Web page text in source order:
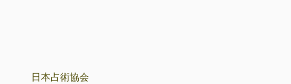
日本占術協会